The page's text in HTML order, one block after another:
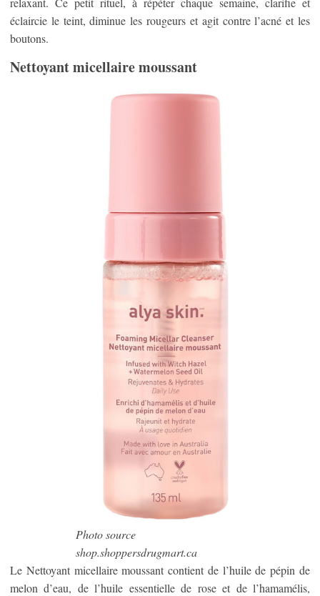
éclaircie le teint, diminue les rougeurs et agit contre l’acné et les
boutons.
Nettoyant micellaire moussant
Photo source
shop.shoppersdrugmart.ca
Le Nettoyant micellaire moussant contient de l’huile de pépin de
melon d’eau, de l’huile essentielle de rose et de l’hamamélis,